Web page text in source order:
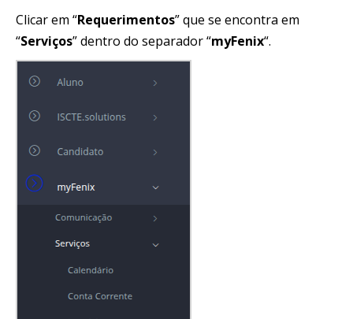
Clicar em “Requerimentos” que se encontra em
“Serviços” dentro do separador “myFenix“.